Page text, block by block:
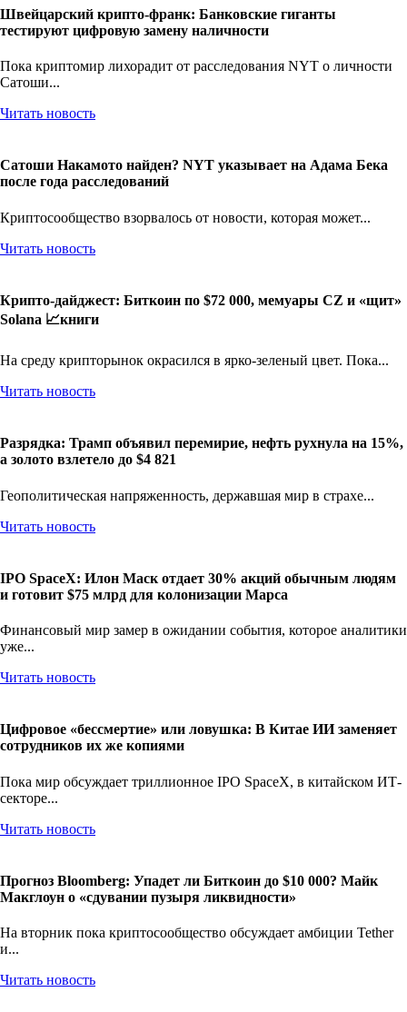
Швейцарский крипто-франк: Банковские гиганты
тестируют цифровую замену наличности
Пока криптомир лихорадит от расследования NYT о личности
Сатоши...
Читать новость
Сатоши Накамото найден? NYT указывает на Адама Бека
после года расследований
Криптосообщество взорвалось от новости, которая может...
Читать новость
Крипто-дайджест: Биткоин по $72 000, мемуары CZ и «щит»
Solana 📈книги
На среду крипторынок окрасился в ярко-зеленый цвет. Пока...
Читать новость
Разрядка: Трамп объявил перемирие, нефть рухнула на 15%,
а золото взлетело до $4 821
Геополитическая напряженность, державшая мир в страхе...
Читать новость
IPO SpaceX: Илон Маск отдает 30% акций обычным людям
и готовит $75 млрд для колонизации Марса
Финансовый мир замер в ожидании события, которое аналитики
уже...
Читать новость
Цифровое «бессмертие» или ловушка: В Китае ИИ заменяет
сотрудников их же копиями
Пока мир обсуждает триллионное IPO SpaceX, в китайском ИТ-
секторе...
Читать новость
Прогноз Bloomberg: Упадет ли Биткоин до $10 000? Майк
Макглоун о «сдувании пузыря ликвидности»
На вторник пока криптосообщество обсуждает амбиции Tether
и...
Читать новость